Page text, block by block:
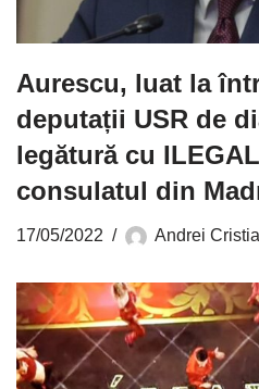
Aurescu, luat la
deputații USR de
legătură cu
consulatul din
17/05/2022 Andrei